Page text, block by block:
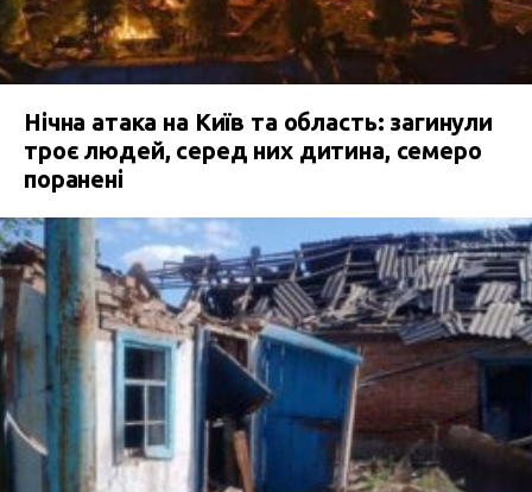
Нічна атака на Київ та область: загинули
троє людей, серед них дитина, семеро
поранені